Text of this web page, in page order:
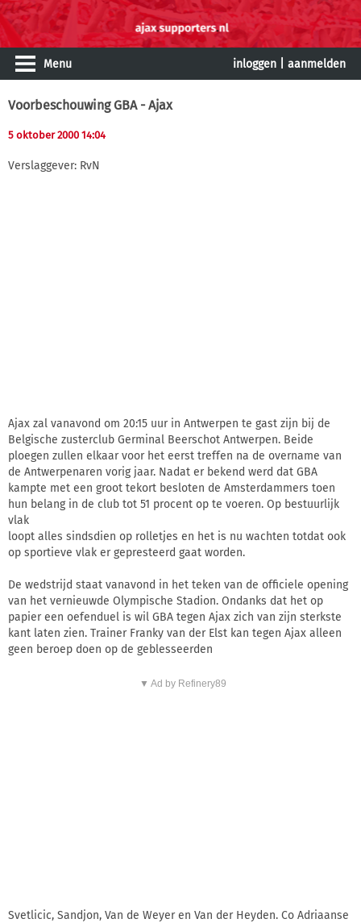
Menu inloggen aanmelden
Voorbeschouwing GBA - Ajax
5 oktober 2000 14:04
Verslaggever: RvN
Ajax zal vanavond om 20:15 uur in Antwerpen te gast zijn bij de
Belgische zusterclub Germinal Beerschot Antwerpen. Beide
ploegen zullen elkaar voor het eerst treffen na de overname van
de Antwerpenaren vorig jaar. Nadat er bekend werd dat GBA
kampte met een groot tekort besloten de Amsterdammers toen
hun belang in de club tot 51 procent op te voeren. Op bestuurlijk
vlak
loopt alles sindsdien op rolletjes en het is nu wachten totdat ook
op sportieve vlak er gepresteerd gaat worden.
De wedstrijd staat vanavond in het teken van de officiele opening
van het vernieuwde Olympische Stadion. Ondanks dat het op
papier een oefenduel is wil GBA tegen Ajax zich van zijn sterkste
kant laten zien. Trainer Franky van der Elst kan tegen Ajax alleen
geen beroep doen op de geblesseerden
▼ Ad by Refinery89
Svetlicic, Sandjon, Van de Weyer en Van der Heyden. Co Adriaanse